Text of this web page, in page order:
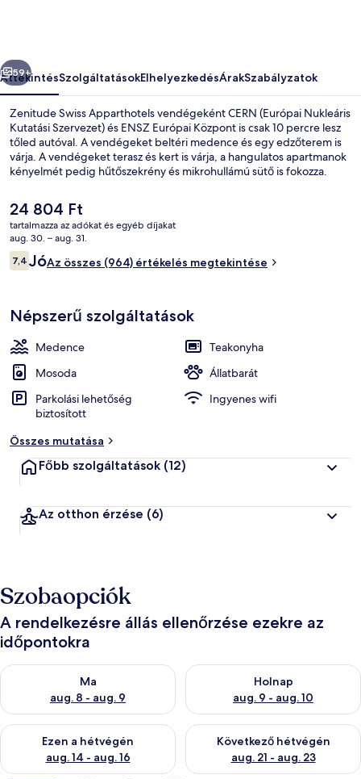
Következő
59+
ÁttekintésSzolgáltatásokElhelyezkedésÁrakSzabályzatok
Zenitude Swiss Apparthotels vendégeként CERN (Európai Nukleáris
Kutatási Szervezet) és ENSZ Európai Központ is csak 10 percre lesz
tőled autóval. A vendégeket beltéri medence és egy edzőterem is
várja. A vendégeket terasz és kert is várja, a hangulatos apartmanok
kényelmét pedig hűtőszekrény és mikrohullámú sütő is fokozza.
A
jelenlegi
ár
24 804 Ft
24 804 Ft
tartalmazza az adókat és egyéb díjakat
aug. 30. – aug. 31.
Értékelések
7,47,4 ennyiből: 10
JóAz összes (964) értékelés megtekintése
Népszerű szolgáltatások
Medence
Teakonyha
Mosoda
Állatbarát
Parkolási lehetőség
biztosított
Ingyenes wifi
Összes mutatása
Főbb szolgáltatások (12)
Az otthon érzése (6)
Szobaopciók
A rendelkezésre állás ellenőrzése ezekre az
időpontokra
Ma
aug. 8 - aug. 9
A ma esti rendelkezésre állás ellenőrzése: aug. 8 - aug. 9
Holnap
aug. 9 - aug. 10
A holnapi rendelkezésre állás
Ezen a hétvégén
aug. 14 - aug. 16
A mostani hétvégi rendelkezésre állás ellenőrzése: aug. 14 -
Következő hétvégén
aug. 21 - aug. 23
A következő hétvégi